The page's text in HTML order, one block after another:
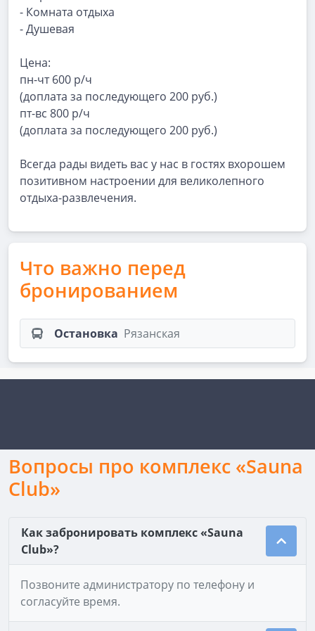
- Комната отдыха
- Душевая
Цена:
пн-чт 600 р/ч
(доплата за последующего 200 руб.)
пт-вс 800 р/ч
(доплата за последующего 200 руб.)
Всегда рады видеть вас у нас в гостях вхорошем
позитивном настроении для великолепного
отдыха-развлечения.
Что важно перед
бронированием
Остановка Рязанская
Вопросы про комплекс «Sauna
Club»
Как забронировать комплекс «Sauna
Club»?
Позвоните администратору по телефону и
согласуйте время.